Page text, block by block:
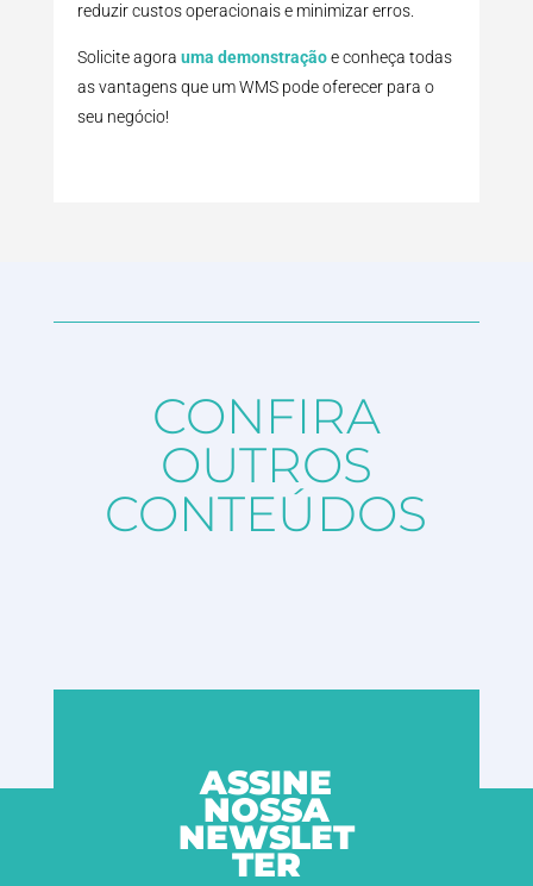
reduzir custos operacionais e minimizar erros.
Solicite agora uma demonstraçãoe conheça todas
as vantagens que um WMS pode oferecer para o
seu negócio!
CONFIRA
OUTROS
CONTEÚDOS
ASSINE
NOSSA
NEWSLET
TER